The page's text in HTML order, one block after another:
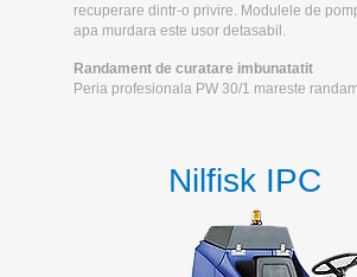
recuperare dintr-o privire. Modulele de
apa murdara este usor detasabil.
Randament de curatare imbunatatit
Peria profesionala PW 30/1 mareste
Nilfisk IPC